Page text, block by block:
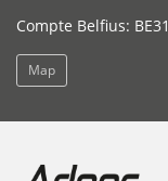
Compte Belfius:
Map